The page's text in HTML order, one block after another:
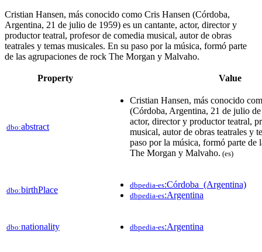
Cristian Hansen, más conocido como Cris Hansen (Córdoba,
Argentina, 21 de julio de 1959) es un cantante, actor, director y
productor teatral, profesor de comedia musical, autor de obras
teatrales y temas musicales. En su paso por la música, formó parte
de las agrupaciones de rock The Morgan y Malvaho.
Property Value
dbo:abstract
Cristian Hansen, más conocido
(Córdoba, Argentina, 21 de julio
actor, director y productor teatral,
musical, autor de obras teatrales y
paso por la música, formó parte de
The Morgan y Malvaho. (es)
dbo:birthPlace dbpedia-es:Córdoba_(Argentina)
dbpedia-es:Argentina
dbo:nationality dbpedia-es:Argentina